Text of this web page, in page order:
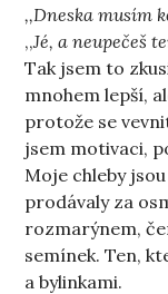
,,Dneska musím
,,Jé, a neupečeš
Tak jsem to
mnohem lepší,
protože se
jsem motivaci,
Moje chleby
prodávaly za
rozmarýnem,
semínek. Ten,
a bylinkami.